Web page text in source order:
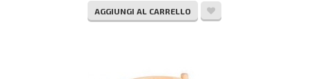
AGGIUNGI AL CARRELLO